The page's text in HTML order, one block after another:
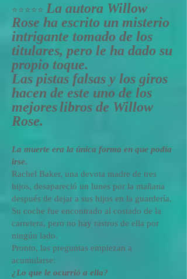
⭐️⭐️⭐️⭐️⭐️ La autora Willow
Rose ha escrito un misterio
intrigante tomado de los
titulares, pero le ha dado su
propio toque.
Las pistas falsas y los giros
hacen de este uno de los
mejoreslibros de Willow
Rose.
La muerte era la única forma en que podía
irse.
Rachel Baker, una devota madre de tres
hijos, desapareció un lunes por la mañana
después de dejar a sus hijos en la guardería.
Su coche fue encontrado al costado de la
carretera, pero no hay rastros de ella por
ningún lado.
Pronto, las preguntas empiezan a
acumularse:
¿Lo que le ocurrió a ella?